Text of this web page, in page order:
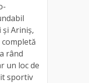
Ariniș,
rând
un loc de
sportiv